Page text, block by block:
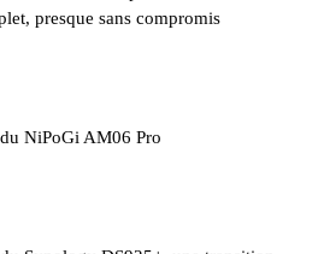
presque sans compromis
NiPoGi AM06 Pro